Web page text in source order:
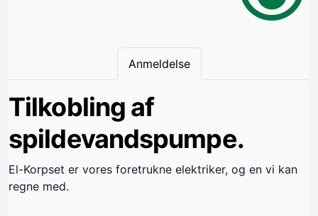
Anmeldelse
Tilkobling af
spildevandspumpe.
El-Korpset er vores foretrukne elektriker, og en vi kan
regne med.